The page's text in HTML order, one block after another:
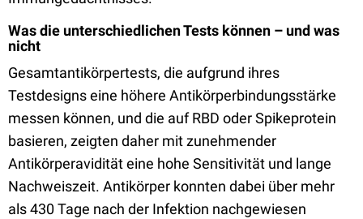
Was die unterschiedlichen Tests können – und was
nicht
Gesamtantikörpertests, die aufgrund ihres
Testdesigns eine höhere Antikörperbindungsstärke
messen können, und die auf RBD oder Spikeprotein
basieren, zeigten daher mit zunehmender
Antikörperavidität eine hohe Sensitivität und lange
Nachweiszeit. Antikörper konnten dabei über mehr
als 430 Tage nach der Infektion nachgewiesen